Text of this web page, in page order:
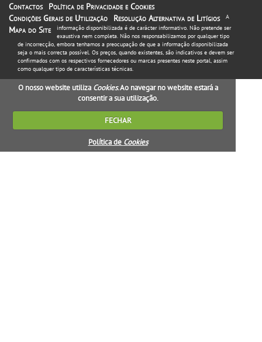
Contactos
Política de Privacidade e Cookies
Condições Gerais de Utilização
Resolução Alternativa de Litígios
Mapa do Site
A
informação disponibilizada é de carácter informativo. Não pretende ser
exaustiva nem completa. Não nos responsabilizamos por qualquer tipo
de incorrecção, embora tenhamos a preocupação de que a informação disponibilizada
seja o mais correcta possível. Os preços, quando existentes, são indicativos e devem ser
confirmados com os respectivos fornecedores ou marcas presentes neste portal, assim
como qualquer tipo de características técnicas.
O nosso website utiliza Cookies. Ao navegar no website estará a
consentir a sua utilização.
FECHAR
Política de Cookies